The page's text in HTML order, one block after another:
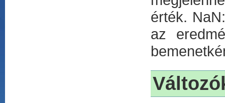
érték.
az